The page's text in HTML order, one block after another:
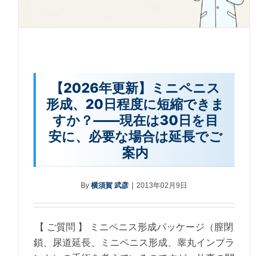
【2026年更新】ミニペニス
形成、20日程度に短縮できま
すか？――現在は30日を目
安に、必要な場合は延長でご
案内
By 横須賀 武彦 2013年02月9日
【 ご質問 】 ミニペニス形成パッケージ（膣閉
鎖、尿道延長、ミニペニス形成、睾丸インプラ